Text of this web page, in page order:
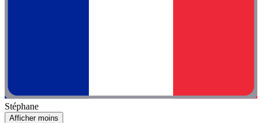
Stéphane
Afficher moins